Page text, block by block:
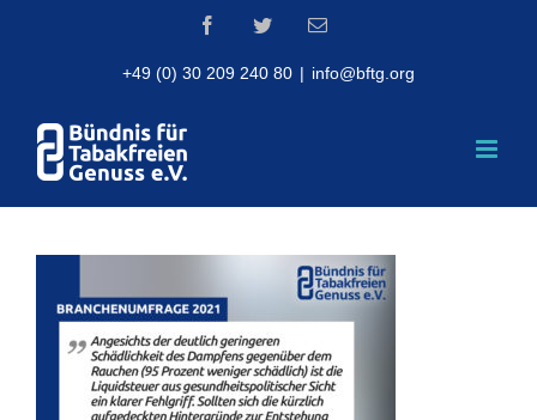
FacebookTwitterEmail
+49 (0) 30 209 240 80 | info@bftg.org